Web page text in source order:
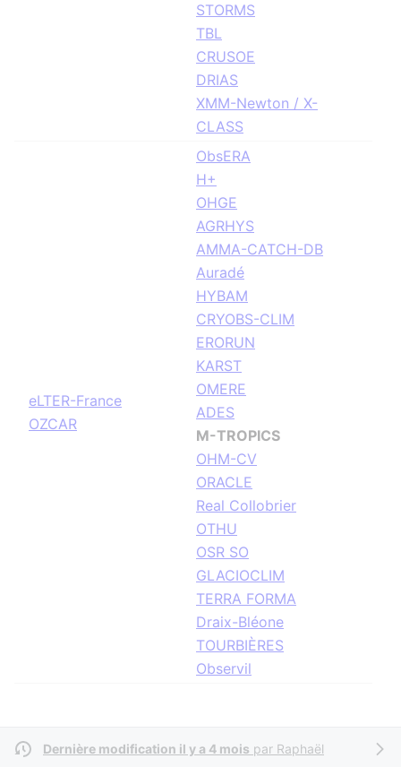
STORMS
TBL
CRUSOE
DRIAS
XMM-Newton / X-
CLASS
eLTER-France
OZCAR
ObsERA
H+
OHGE
AGRHYS
AMMA-CATCH-DB
Auradé
HYBAM
CRYOBS-CLIM
ERORUN
KARST
OMERE
ADES
M-TROPICS
OHM-CV
ORACLE
Real Collobrier
OTHU
OSR SO
GLACIOCLIM
TERRA FORMA
Draix-Bléone
TOURBIÈRES
Observil
Dernière modification il y a 4 mois par Raphaël